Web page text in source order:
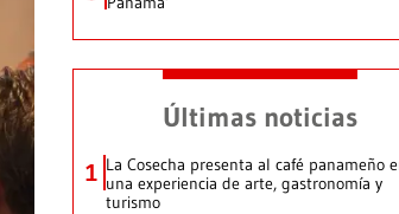
Últimas noticias
1 La Cosecha presenta al café panameño
una experiencia de arte, gastronomía y
turismo